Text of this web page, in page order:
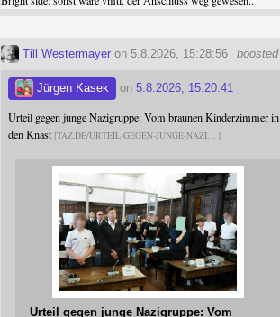
boosted
Till Westermayer on 5.8.2026, 15:28:56
Jürgen Kasek on5.8.2026, 15:20:41
Urteil gegen junge Nazigruppe: Vom braunen Kinderzimmer in
den Knast TAZ.DE/URTEIL-GEGEN-JUNGE-NAZI
Urteil gegen junge Nazigruppe: Vom